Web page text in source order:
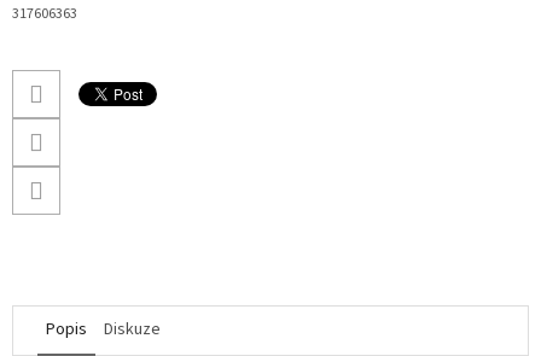
317606363
Popis Diskuze